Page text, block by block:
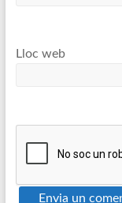
Lloc web